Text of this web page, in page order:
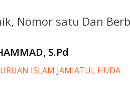
Nomor satu Dan
S.Pd
ISLAM JAMIATUL HUDA